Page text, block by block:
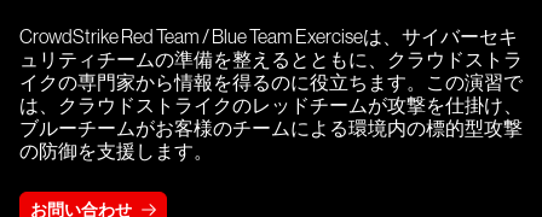
CrowdStrike Red Team / Blue Team Exerciseは、サイバーセキ
ュリティチームの準備を整えるとともに、クラウドストラ
イクの専門家から情報を得るのに役立ちます。この演習で
は、クラウドストライクのレッドチームが攻撃を仕掛け、
ブルーチームがお客様のチームによる環境内の標的型攻撃
の防御を支援します。
お問い合わせ